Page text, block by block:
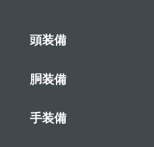
頭装備
胴装備
手装備